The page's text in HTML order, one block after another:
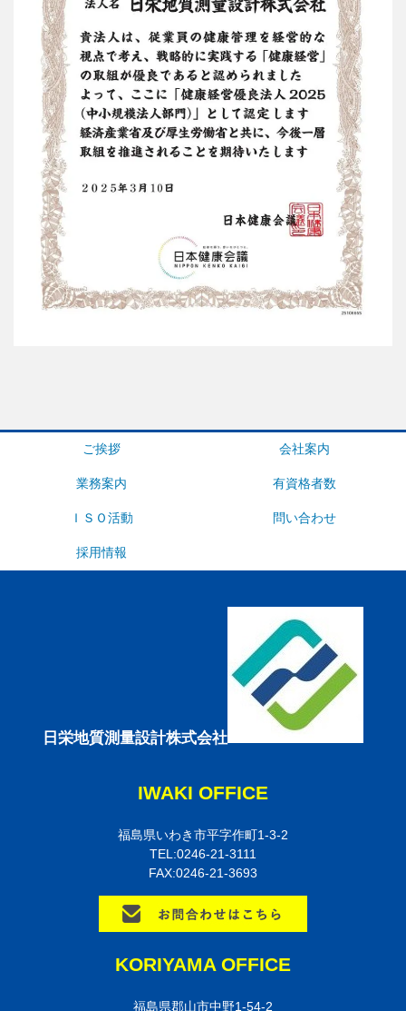
ご挨拶 会社案内
業務案内 有資格者数
ＩＳＯ活動 問い合わせ
採用情報
日栄地質測量設計株式会社
IWAKI OFFICE
福島県いわき市平字作町1-3-2
TEL:0246-21-3111
FAX:0246-21-3693
KORIYAMA OFFICE
福島県郡山市中野1-54-2